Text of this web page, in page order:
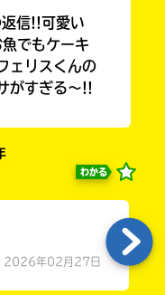
信!!可愛い
でもケーキ
ェリスくんの
がすぎる〜!!
わかる
2026年02月27日